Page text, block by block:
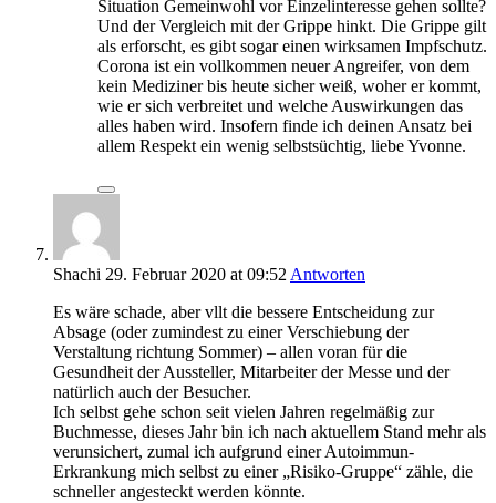
Situation Gemeinwohl vor Einzelinteresse gehen sollte?
Und der Vergleich mit der Grippe hinkt. Die Grippe gilt
als erforscht, es gibt sogar einen wirksamen Impfschutz.
Corona ist ein vollkommen neuer Angreifer, von dem
kein Mediziner bis heute sicher weiß, woher er kommt,
wie er sich verbreitet und welche Auswirkungen das
alles haben wird. Insofern finde ich deinen Ansatz bei
allem Respekt ein wenig selbstsüchtig, liebe Yvonne.
Shachi 29. Februar 2020 at 09:52Antworten
Es wäre schade, aber vllt die bessere Entscheidung zur
Absage (oder zumindest zu einer Verschiebung der
Verstaltung richtung Sommer) – allen voran für die
Gesundheit der Aussteller, Mitarbeiter der Messe und der
natürlich auch der Besucher.
Ich selbst gehe schon seit vielen Jahren regelmäßig zur
Buchmesse, dieses Jahr bin ich nach aktuellem Stand mehr als
verunsichert, zumal ich aufgrund einer Autoimmun-
Erkrankung mich selbst zu einer „Risiko-Gruppe“ zähle, die
schneller angesteckt werden könnte.